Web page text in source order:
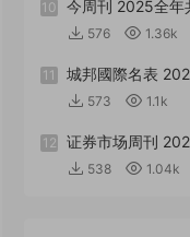
10 今周刊 2025全年
576 1.36k
11 城邦國際名表
573 1.1k
12 证券市场周刊
538 1.04k